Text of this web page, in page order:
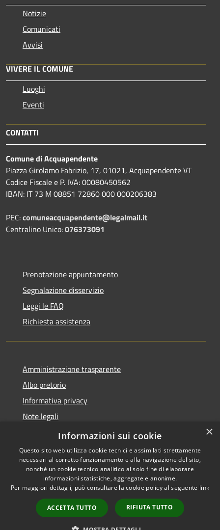
Notizie
Comunicati
Avvisi
VIVERE IL COMUNE
Luoghi
Eventi
CONTATTI
Comune di Acquapendente
Piazza Girolamo Fabrizio, 17, 01021, Acquapendente VT
Codice Fiscale e P. IVA: 00080450562
IBAN: IT 73 M 08851 72860 000 000206383
PEC:comuneacquapendente@legalmail.it
Centralino Unico:076373091
Prenotazione appuntamento
Segnalazione disservizio
Leggi le FAQ
Richiesta assistenza
Amministrazione trasparente
Albo pretorio
Informativa privacy
Note legali
Dichiarazione di accessibilità
Accessibilità
Copyright © 2026 • Comune di
Acquapendente • Powered by
Municipium•
Accesso
redazione
×
Informazioni sui cookie
Questo sito web utilizza cookie tecnici e assimilati strettamente
necessari al corretto funzionamento e alla navigazione del sito,
nonché un cookie tecnico analitico al solo fine di elaborare
informazioni statistiche, aggregate e anonime.
Per maggiori dettagli, può consultare la cookie policy al seguente link
ACCETTA TUTTO RIFIUTA TUTTO